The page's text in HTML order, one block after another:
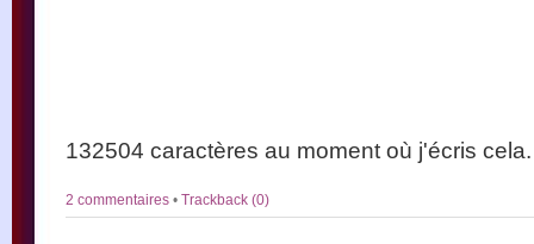
132504 caractères au moment où j'écris cela.
2 commentaires • Trackback (0)